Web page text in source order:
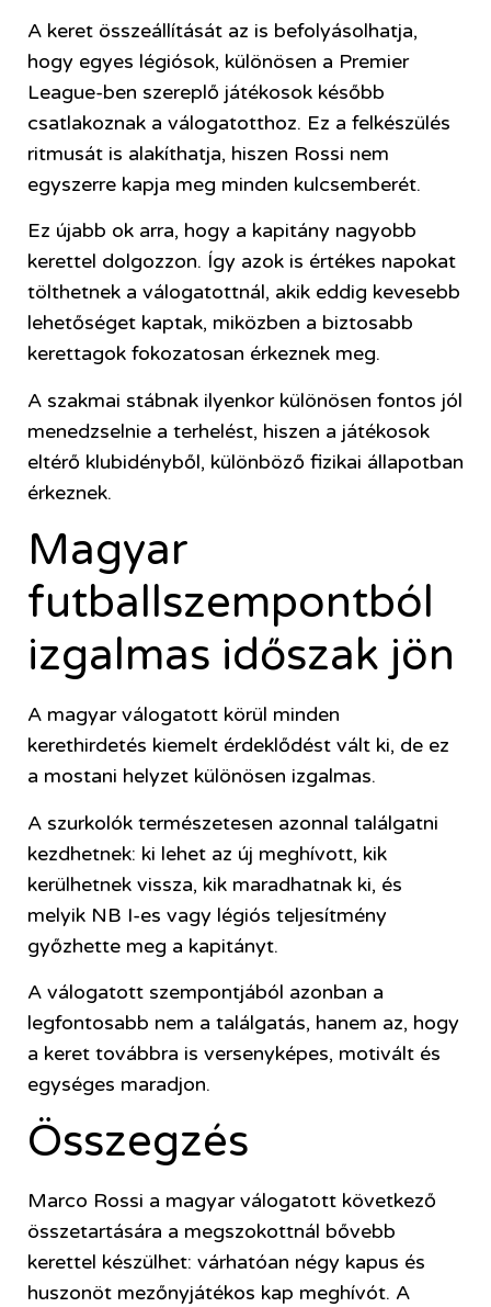
A keret összeállítását az is befolyásolhatja,
hogy egyes légiósok, különösen a Premier
League-ben szereplő játékosok később
csatlakoznak a válogatotthoz. Ez a felkészülés
ritmusát is alakíthatja, hiszen Rossi nem
egyszerre kapja meg minden kulcsemberét.
Ez újabb ok arra, hogy a kapitány nagyobb
kerettel dolgozzon. Így azok is értékes napokat
tölthetnek a válogatottnál, akik eddig kevesebb
lehetőséget kaptak, miközben a biztosabb
kerettagok fokozatosan érkeznek meg.
A szakmai stábnak ilyenkor különösen fontos jól
menedzselnie a terhelést, hiszen a játékosok
eltérő klubidényből, különböző fizikai állapotban
érkeznek.
Magyar
futballszempontból
izgalmas időszak jön
A magyar válogatott körül minden
kerethirdetés kiemelt érdeklődést vált ki, de ez
a mostani helyzet különösen izgalmas.
A szurkolók természetesen azonnal találgatni
kezdhetnek: ki lehet az új meghívott, kik
kerülhetnek vissza, kik maradhatnak ki, és
melyik NB I-es vagy légiós teljesítmény
győzhette meg a kapitányt.
A válogatott szempontjából azonban a
legfontosabb nem a találgatás, hanem az, hogy
a keret továbbra is versenyképes, motivált és
egységes maradjon.
Összegzés
Marco Rossi a magyar válogatott következő
összetartására a megszokottnál bővebb
kerettel készülhet: várhatóan négy kapus és
huszonöt mezőnyjátékos kap meghívót. A